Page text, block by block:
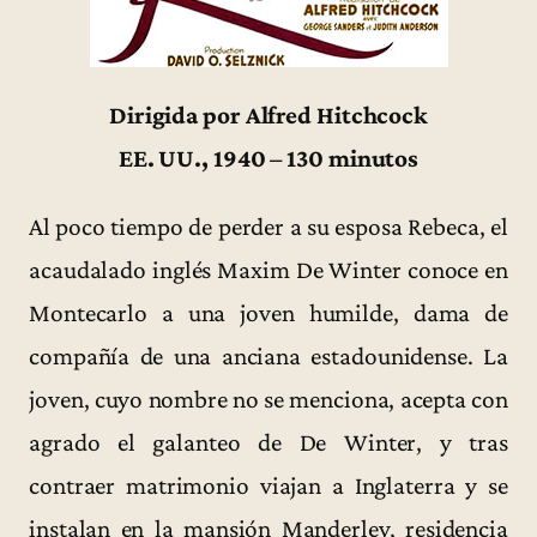
Dirigida por Alfred Hitchcock
EE. UU., 1940 – 130 minutos
Al poco tiempo de perder a su esposa Rebeca, el
acaudalado inglés Maxim De Winter conoce en
Montecarlo a una joven humilde, dama de
compañía de una anciana estadounidense. La
joven, cuyo nombre no se menciona, acepta con
agrado el galanteo de De Winter, y tras
contraer matrimonio viajan a Inglaterra y se
instalan en la mansión Manderley, residencia